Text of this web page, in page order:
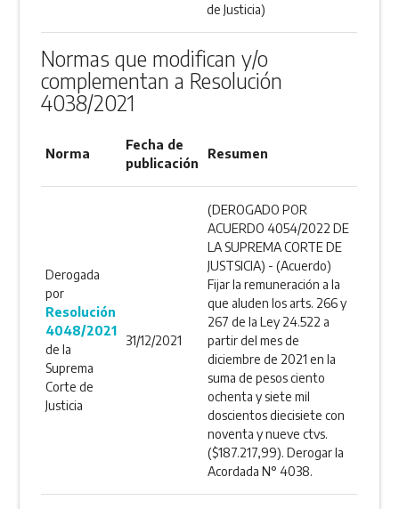
de Justicia)
Normas que modifican y/o
complementan a Resolución
4038/2021
Norma
Fecha de
publicación
Resumen
Derogada
por
Resolución
4048/2021
de la
Suprema
Corte de
Justicia
31/12/2021
(DEROGADO POR
ACUERDO 4054/2022 DE
LA SUPREMA CORTE DE
JUSTSICIA) - (Acuerdo)
Fijar la remuneración a la
que aluden los arts. 266 y
267 de la Ley 24.522 a
partir del mes de
diciembre de 2021 en la
suma de pesos ciento
ochenta y siete mil
doscientos diecisiete con
noventa y nueve ctvs.
($187.217,99). Derogar la
Acordada N° 4038.